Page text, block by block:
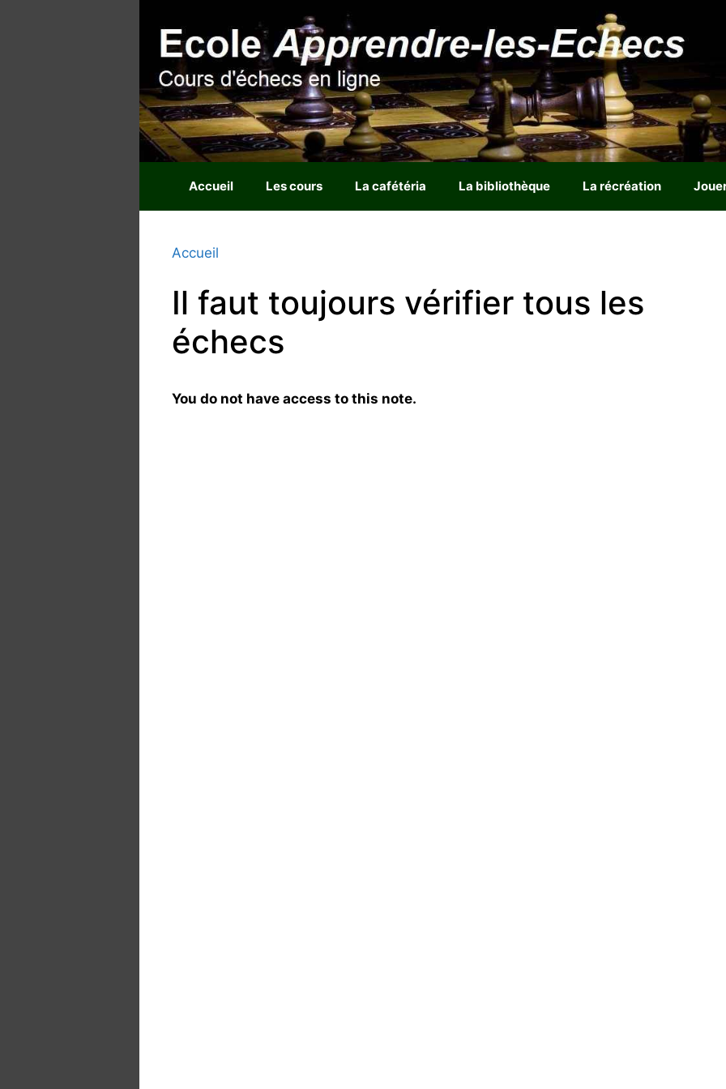
Accueil Les cours La cafétéria La bibliothèque La récréation
Accueil
Il faut toujours vérifier tous les
échecs
You do not have access to this note.